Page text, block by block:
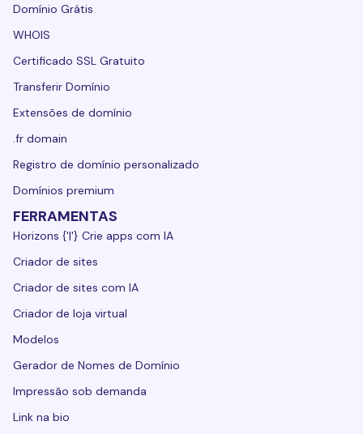
Domínio Grátis
WHOIS
Certificado SSL Gratuito
Transferir Domínio
Extensões de domínio
.fr domain
Registro de domínio personalizado
Domínios premium
FERRAMENTAS
Horizons {'|'} Crie apps com IA
Criador de sites
Criador de sites com IA
Criador de loja virtual
Modelos
Gerador de Nomes de Domínio
Impressão sob demanda
Link na bio